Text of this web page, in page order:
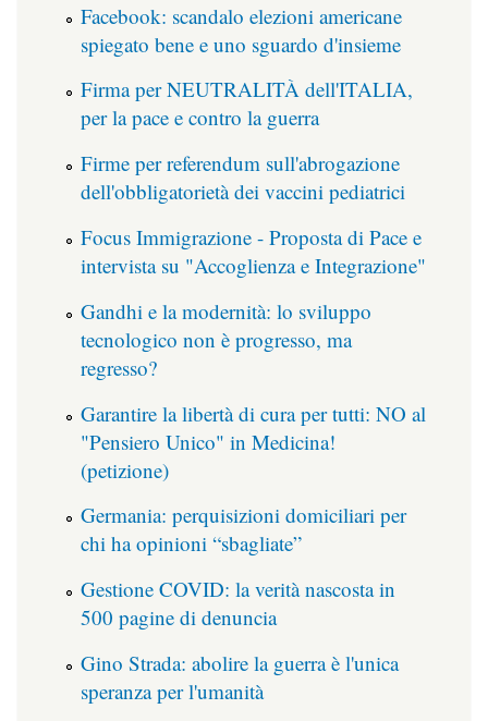
Facebook: scandalo elezioni americane
spiegato bene e uno sguardo d'insieme
Firma per NEUTRALITÀ dell'ITALIA,
per la pace e contro la guerra
Firme per referendum sull'abrogazione
dell'obbligatorietà dei vaccini pediatrici
Focus Immigrazione - Proposta di Pace e
intervista su "Accoglienza e Integrazione"
Gandhi e la modernità: lo sviluppo
tecnologico non è progresso, ma
regresso?
Garantire la libertà di cura per tutti: NO al
"Pensiero Unico" in Medicina!
(petizione)
Germania: perquisizioni domiciliari per
chi ha opinioni “sbagliate”
Gestione COVID: la verità nascosta in
500 pagine di denuncia
Gino Strada: abolire la guerra è l'unica
speranza per l'umanità